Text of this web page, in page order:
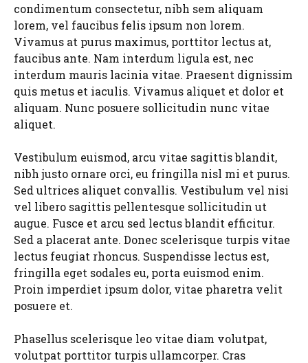
condimentum consectetur, nibh sem aliquam
lorem, vel faucibus felis ipsum non lorem.
Vivamus at purus maximus, porttitor lectus at,
faucibus ante. Nam interdum ligula est, nec
interdum mauris lacinia vitae. Praesent dignissim
quis metus et iaculis. Vivamus aliquet et dolor et
aliquam. Nunc posuere sollicitudin nunc vitae
aliquet.
Vestibulum euismod, arcu vitae sagittis blandit,
nibh justo ornare orci, eu fringilla nisl mi et purus.
Sed ultrices aliquet convallis. Vestibulum vel nisi
vel libero sagittis pellentesque sollicitudin ut
augue. Fusce et arcu sed lectus blandit efficitur.
Sed a placerat ante. Donec scelerisque turpis vitae
lectus feugiat rhoncus. Suspendisse lectus est,
fringilla eget sodales eu, porta euismod enim.
Proin imperdiet ipsum dolor, vitae pharetra velit
posuere et.
Phasellus scelerisque leo vitae diam volutpat,
volutpat porttitor turpis ullamcorper. Cras